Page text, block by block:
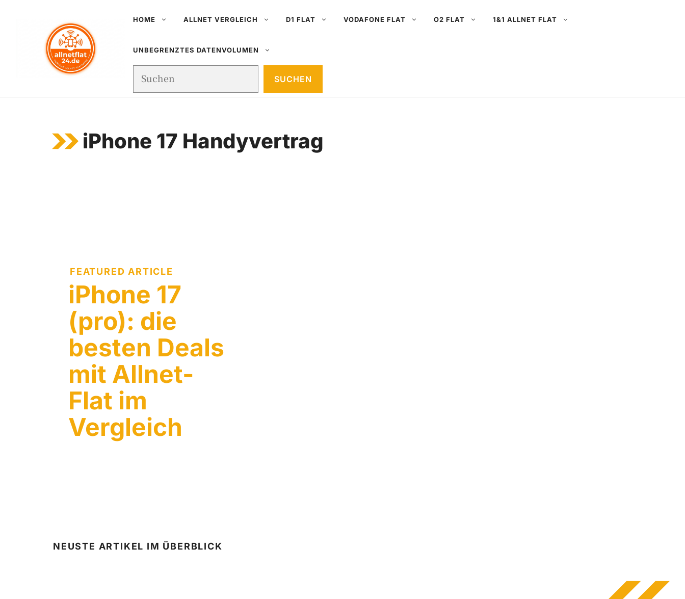
HOME ALLNET VERGLEICH D1 FLAT VODAFONE FLAT O2 FLAT 1&1 ALLNET FLAT
UNBEGRENZTES DATENVOLUMEN
Suchen SUCHEN
iPhone 17 Handyvertrag
FEATURED ARTICLE
iPhone 17
(pro): die
besten Deals
mit Allnet-
Flat im
Vergleich
NEUSTE ARTIKEL IM ÜBERBLICK